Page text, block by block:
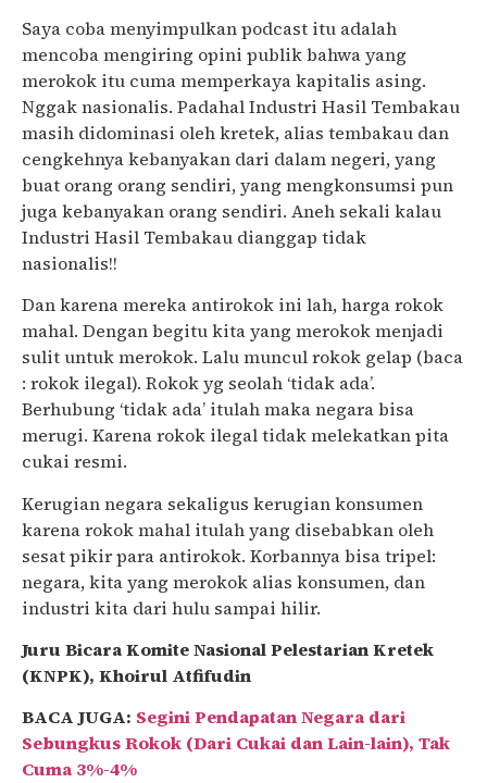
Saya coba menyimpulkan podcast itu adalah
mencoba mengiring opini publik bahwa yang
merokok itu cuma memperkaya kapitalis asing.
Nggak nasionalis. Padahal Industri Hasil Tembakau
masih didominasi oleh kretek, alias tembakau dan
cengkehnya kebanyakan dari dalam negeri, yang
buat orang orang sendiri, yang mengkonsumsi pun
juga kebanyakan orang sendiri. Aneh sekali kalau
Industri Hasil Tembakau dianggap tidak
nasionalis!!
Dan karena mereka antirokok ini lah, harga rokok
mahal. Dengan begitu kita yang merokok menjadi
sulit untuk merokok. Lalu muncul rokok gelap (baca
: rokok ilegal). Rokok yg seolah ‘tidak ada’.
Berhubung ‘tidak ada’ itulah maka negara bisa
merugi. Karena rokok ilegal tidak melekatkan pita
cukai resmi.
Kerugian negara sekaligus kerugian konsumen
karena rokok mahal itulah yang disebabkan oleh
sesat pikir para antirokok. Korbannya bisa tripel:
negara, kita yang merokok alias konsumen, dan
industri kita dari hulu sampai hilir.
Juru Bicara Komite Nasional Pelestarian Kretek
(KNPK), Khoirul Atfifudin
BACA JUGA: Segini Pendapatan Negara dari
Sebungkus Rokok (Dari Cukai dan Lain-lain), Tak
Cuma 3%-4%